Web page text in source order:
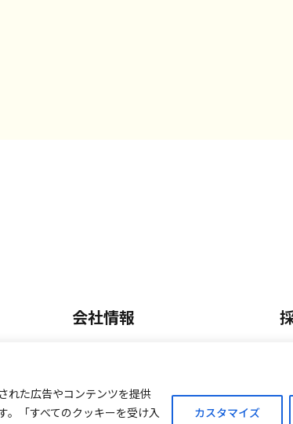
れた広告やコンテンツを提供
「すべてのクッキーを受け入
カスタマイズ
内
会社情報
事業内容
外商販売